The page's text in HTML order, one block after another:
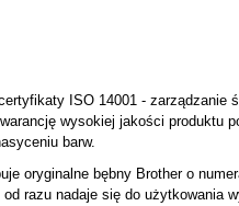
ISO 14001 - zarządzanie
wysokiej jakości produktu
barw.
oryginalne bębny Brother o
razu nadaje się do użytkowania